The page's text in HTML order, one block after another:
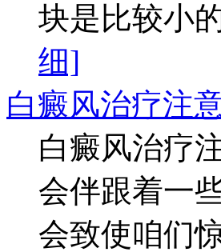
块是比较小
细]
白癜风治疗注
白癜风治疗
会伴跟着一
会致使咱们